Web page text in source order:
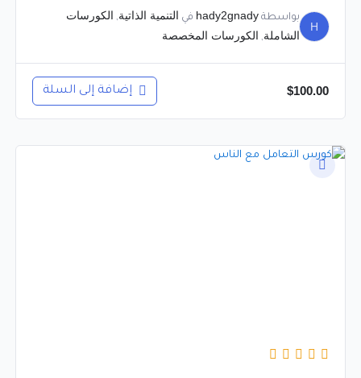
H
بواسطة hady2gnady في التنمية الذاتية, الكورسات
الشاملة, الكورسات المخصصة
$100.00 إضافة إلى السلة